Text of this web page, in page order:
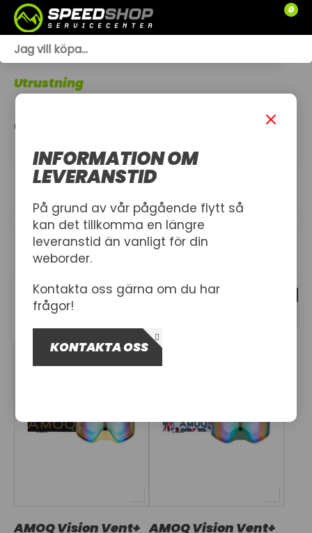
0
SLÄPVAGNAR
Utrustning
GOGGLES
KATEGORIER
FILTER
AMOQ Vision Vent+ AMOQ Vision Vent+
INFORMATION OM
LEVERANSTID
På grund av vår pågående flytt så
kan det tillkomma en längre
leveranstid än vanligt för din
weborder.
Kontakta oss gärna om du har
frågor!
KONTAKTA OSS